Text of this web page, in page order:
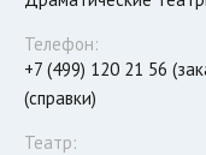
Телефон:
+7 (499) 120 21 56
(справки)
Театр: